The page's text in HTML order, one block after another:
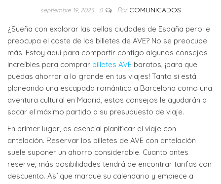
septiembre 19, 2023 0 Por COMUNICADOS
¿Sueña con explorar las bellas ciudades de España pero le
preocupa el coste de los billetes de AVE? No se preocupe
más. Estoy aquí para compartir contigo algunos consejos
increíbles para comprar billetes AVE baratos, ¡para que
puedas ahorrar a lo grande en tus viajes! Tanto si está
planeando una escapada romántica a Barcelona como una
aventura cultural en Madrid, estos consejos le ayudarán a
sacar el máximo partido a su presupuesto de viaje.
En primer lugar, es esencial planificar el viaje con
antelación. Reservar los billetes de AVE con antelación
suele suponer un ahorro considerable. Cuanto antes
reserve, más posibilidades tendrá de encontrar tarifas con
descuento. Así que marque su calendario y empiece a